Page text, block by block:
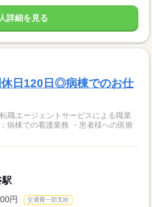
詳細を見る
日120日◎病棟でのお仕
職エージェントサービスによる職業
病棟での看護業務 ・患者様への医療
駅
円 交通費一部支給